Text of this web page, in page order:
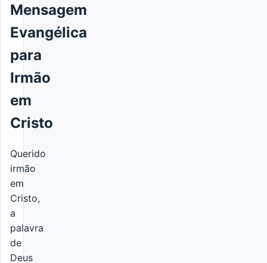
Mensagem
Evangélica
para
Irmão
em
Cristo
Querido
irmão
em
Cristo,
a
palavra
de
Deus